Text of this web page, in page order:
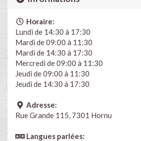
Horaire:
Lundi de 14:30 à 17:30
Mardi de 09:00 à 11:30
Mardi de 14:30 à 17:30
Mercredi de 09:00 à 11:30
Jeudi de 09:00 à 11:30
Jeudi de 14:30 à 17:30
Adresse:
Rue Grande 115, 7301 Hornu
Langues parlées: